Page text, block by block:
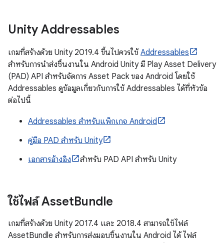
Unity Addressables
เกมที่สร้างด้วย Unity 2019.4 ขึ้นไปควรใช้ Addressables
สำหรับการนำส่งชิ้นงานใน Android Unity มี Play Asset Delivery
(PAD) API สำหรับจัดการ Asset Pack ของ Android โดยใช้
Addressables ดูข้อมูลเกี่ยวกับการใช้ Addressables ได้ที่หัวข้อ
ต่อไปนี้
Addressables สำหรับแพ็กเกจ Android
คู่มือ PAD สำหรับ Unity
เอกสารอ้างอิง
สำหรับ PAD API สำหรับ Unity
ใช้ไฟล์ AssetBundle
เกมที่สร้างด้วย Unity 2017.4 และ 2018.4 สามารถใช้ไฟล์
AssetBundle สำหรับการส่งมอบชิ้นงานใน Android ได้ ไฟล์